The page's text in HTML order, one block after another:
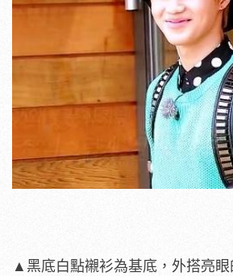
▲黑底白點襯衫為基底，外搭亮